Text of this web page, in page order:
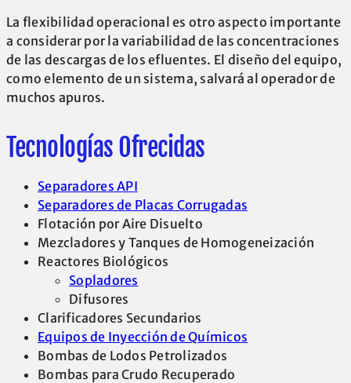
La flexibilidad operacional es otro aspecto importante
a considerar por la variabilidad de las concentraciones
de las descargas de los efluentes. El diseño del equipo,
como elemento de un sistema, salvará al operador de
muchos apuros.
Tecnologías Ofrecidas
Separadores API
Separadores de Placas Corrugadas
Flotación por Aire Disuelto
Mezcladores y Tanques de Homogeneización
Reactores Biológicos
Sopladores
Difusores
Clarificadores Secundarios
Equipos de Inyección de Químicos
Bombas de Lodos Petrolizados
Bombas para Crudo Recuperado